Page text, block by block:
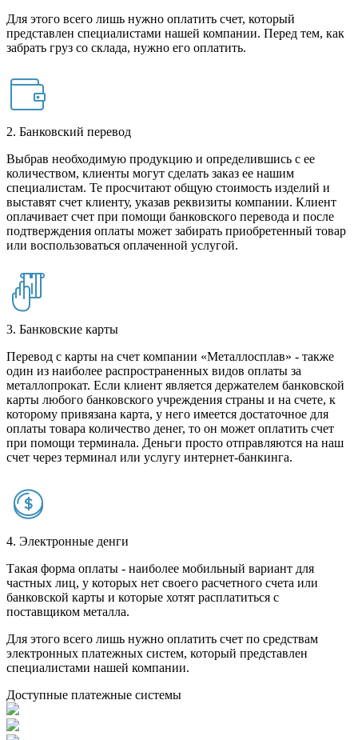
Для этого всего лишь нужно оплатить счет, который
представлен специалистами нашей компании. Перед тем, как
забрать груз со склада, нужно его оплатить.
2. Банковский перевод
Выбрав необходимую продукцию и определившись с ее
количеством, клиенты могут сделать заказ ее нашим
специалистам. Те просчитают общую стоимость изделий и
выставят счет клиенту, указав реквизиты компании. Клиент
оплачивает счет при помощи банковского перевода и после
подтверждения оплаты может забирать приобретенный товар
или воспользоваться оплаченной услугой.
3. Банковские карты
Перевод с карты на счет компании «Металлосплав» - также
один из наиболее распространенных видов оплаты за
металлопрокат. Если клиент является держателем банковской
карты любого банковского учреждения страны и на счете, к
которому привязана карта, у него имеется достаточное для
оплаты товара количество денег, то он может оплатить счет
при помощи терминала. Деньги просто отправляются на наш
счет через терминал или услугу интернет-банкинга.
4. Электронные денги
Такая форма оплаты - наиболее мобильный вариант для
частных лиц, у которых нет своего расчетного счета или
банковской карты и которые хотят расплатиться с
поставщиком металла.
Для этого всего лишь нужно оплатить счет по средствам
электронных платежных систем, который представлен
специалистами нашей компании.
Доступные платежные системы